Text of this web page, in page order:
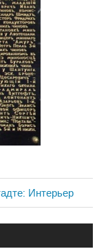
Интерьер